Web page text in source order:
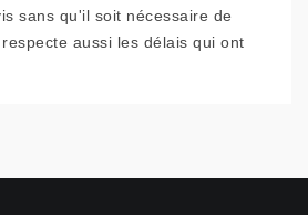
sans qu'il soit nécessaire de
aussi les délais qui ont